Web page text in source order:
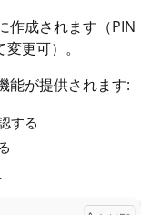
作成されます（PIN
更可）。
能が提供されます:
する